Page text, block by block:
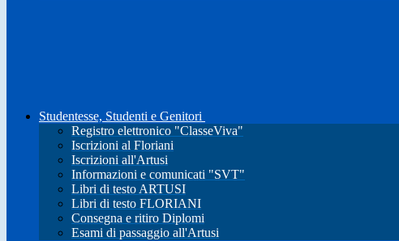
Studentesse, Studenti e Genitori
Registro elettronico "ClasseViva"
Iscrizioni al Floriani
Iscrizioni all'Artusi
Informazioni e comunicati "SVT"
Libri di testo ARTUSI
Libri di testo FLORIANI
Consegna e ritiro Diplomi
Esami di passaggio all'Artusi